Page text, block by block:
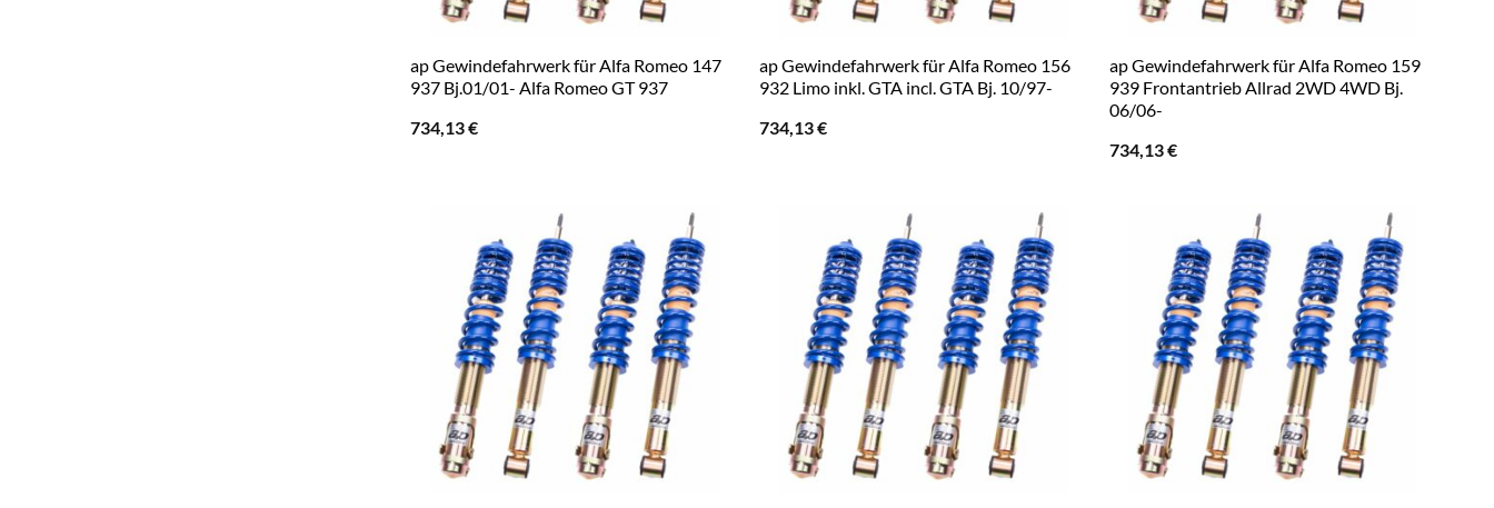
ap Gewindefahrwerk für Alfa Romeo 147
937 Bj.01/01- Alfa Romeo GT 937
734,13€
ap Gewindefahrwerk für Alfa Romeo 156
932 Limo inkl. GTA incl. GTA Bj. 10/97-
734,13€
ap Gewindefahrwerk für Alfa Romeo 159
939 Frontantrieb Allrad 2WD 4WD Bj.
06/06-
734,13€